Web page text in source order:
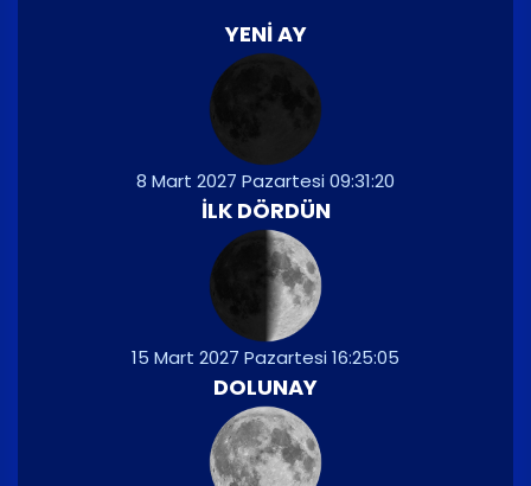
YENI AY
8 Mart 2027 Pazartesi 09:31:20
İLK DÖRDÜN
15 Mart 2027 Pazartesi 16:25:05
DOLUNAY